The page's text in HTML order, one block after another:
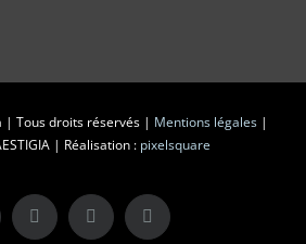
| Tous droits réservés | Mentions légales |
| Réalisation : pixelsquare
LinkedInInstagramFacebook